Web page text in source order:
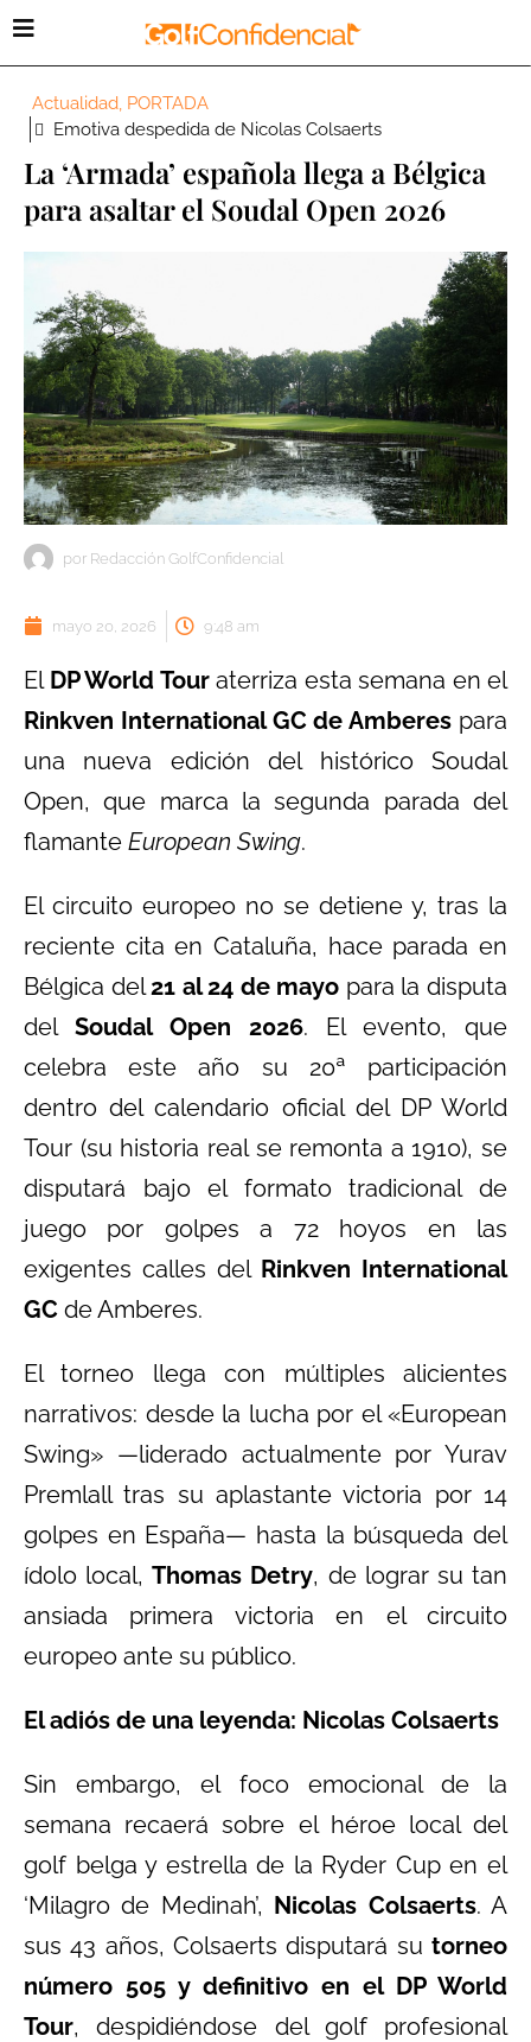
Actualidad, PORTADA
Emotiva despedida de Nicolas Colsaerts
La ‘Armada’ española llega a Bélgica
para asaltar el Soudal Open 2026
por Redacción GolfConfidencial
mayo 20, 2026 9:48 am
El DP World Touraterriza esta semana en el
Rinkven International GC de Amberes para
una nueva edición del histórico Soudal
Open, que marca la segunda parada del
flamante European Swing.
El circuito europeo no se detiene y, tras la
reciente cita en Cataluña, hace parada en
Bélgica del21 al 24 de mayo para la disputa
del Soudal Open 2026. El evento, que
celebra este año su 20ª participación
dentro del calendario oficial del DP World
Tour (su historia real se remonta a 1910), se
disputará bajo el formato tradicional de
juego por golpes a 72 hoyos en las
exigentes calles del Rinkven International
GC de Amberes.
El torneo llega con múltiples alicientes
narrativos: desde la lucha por el «European
Swing» —liderado actualmente por Yurav
Premlall tras su aplastante victoria por 14
golpes en España— hasta la búsqueda del
ídolo local,Thomas Detry, de lograr su tan
ansiada primera victoria en el circuito
europeo ante su público.
El adiós de una leyenda: Nicolas Colsaerts
Sin embargo, el foco emocional de la
semana recaerá sobre el héroe local del
golf belga y estrella de la Ryder Cup en el
‘Milagro de Medinah’, Nicolas Colsaerts. A
sus 43 años, Colsaerts disputará su torneo
número 505 y definitivo en el DP World
Tour, despidiéndose del golf profesional